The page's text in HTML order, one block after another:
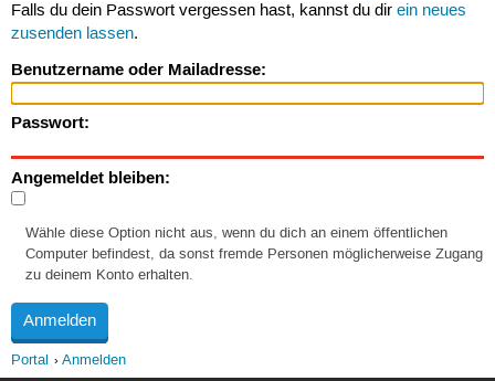
Falls du dein Passwort vergessen hast, kannst du dir ein neues
zusenden lassen.
Benutzername oder Mailadresse:
Passwort:
Angemeldet bleiben:
Wähle diese Option nicht aus, wenn du dich an einem öffentlichen
Computer befindest, da sonst fremde Personen möglicherweise Zugang
zu deinem Konto erhalten.
Portal Anmelden